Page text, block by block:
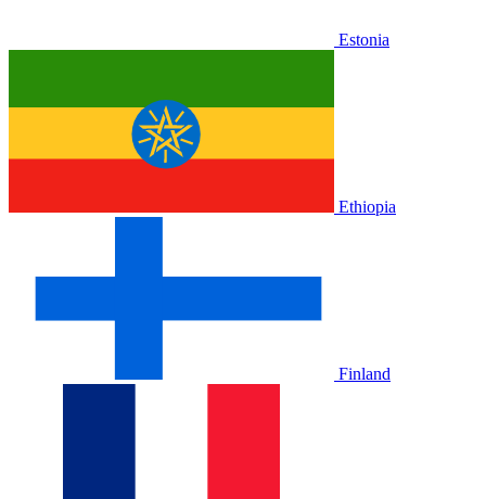
Estonia
Ethiopia
Finland